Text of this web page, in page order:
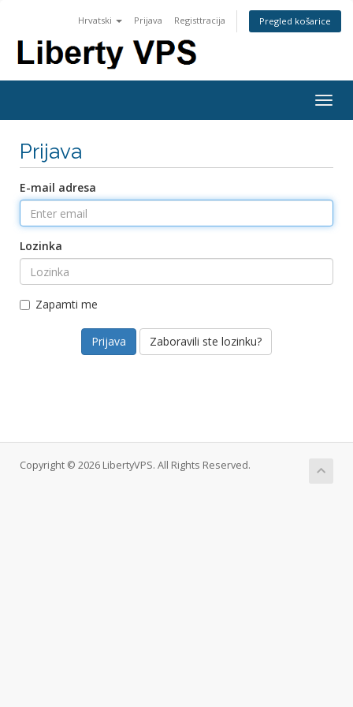
Hrvatski Prijava Registtracija Pregled košarice
Prijava
E-mail adresa
Lozinka
Zapamti me
Zaboravili ste lozinku?
Copyright © 2026 LibertyVPS. All Rights Reserved.